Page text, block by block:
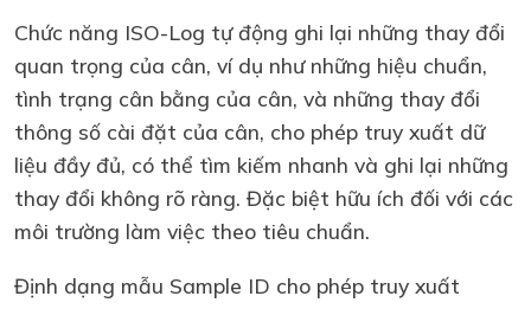
Chức năng ISO-Log tự động ghi lại những thay đổi
quan trọng của cân, ví dụ như những hiệu chuẩn,
tình trạng cân bằng của cân, và những thay đổi
thông số cài đặt của cân, cho phép truy xuất dữ
liệu đầy đủ, có thể tìm kiếm nhanh và ghi lại những
thay đổi không rõ ràng. Đặc biệt hữu ích đối với các
môi trường làm việc theo tiêu chuẩn.
Định dạng mẫu Sample ID cho phép truy xuất